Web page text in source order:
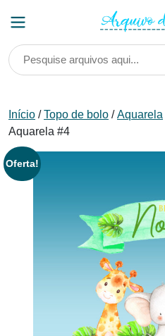
Início /Topo de bolo /Aquarela
Aquarela #4
Oferta!